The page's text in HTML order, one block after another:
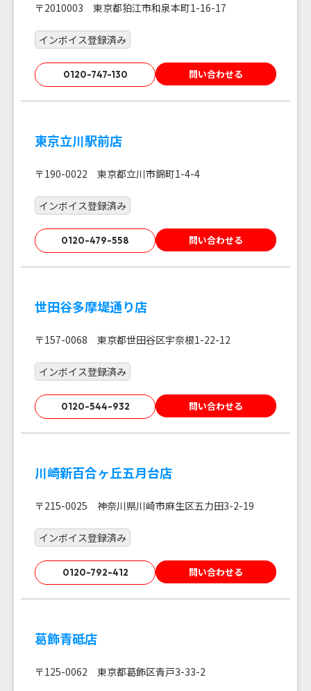
〒2010003 東京都狛江市和泉本町1-16-17
インボイス登録済み
0120-747-130 問い合わせる
東京立川駅前店
〒190-0022 東京都立川市錦町1-4-4
インボイス登録済み
0120-479-558 問い合わせる
世田谷多摩堤通り店
〒157-0068 東京都世田谷区宇奈根1-22-12
インボイス登録済み
0120-544-932 問い合わせる
川崎新百合ヶ丘五月台店
〒215-0025 神奈川県川崎市麻生区五力田3-2-19
インボイス登録済み
0120-792-412 問い合わせる
葛飾青砥店
〒125-0062 東京都葛飾区青戸3-33-2